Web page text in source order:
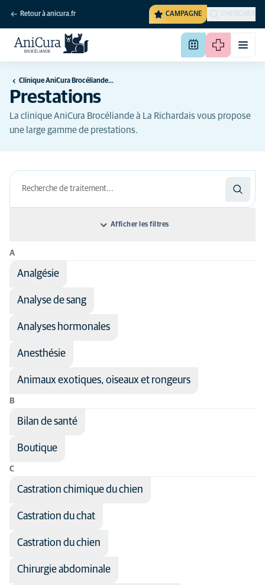
Retour à anicura.fr CAMPAGNE CHERCHER
Clinique AniCura Brocéliande à la Richardais
Prestations
La clinique AniCura Brocéliande à La Richardais vous propose
une large gamme de prestations.
Afficher les filtres
Nom du traitement
Domaine médical
Disciplines
Analgésie
Anesthésie
Médecine interne
Ophtalmologie
Orthopédie
Soins d'urgence
Tous les types d'animaux
Autre
Chat
A
Analgésie
Analyse de sang
Analyses hormonales
Anesthésie
Animaux exotiques, oiseaux et rongeurs
B
Bilan de santé
Boutique
C
Castration chimique du chien
Castration du chat
Castration du chien
Chirurgie abdominale